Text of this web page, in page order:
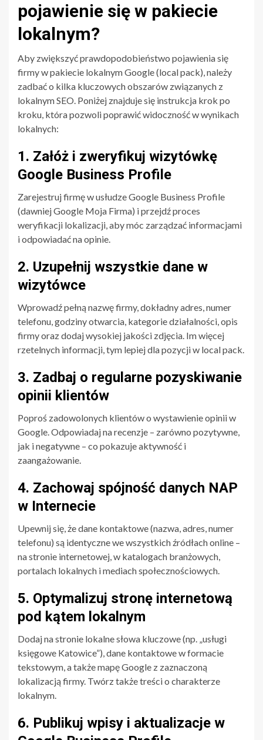
pojawienie się w pakiecie
lokalnym?
Aby zwiększyć prawdopodobieństwo pojawienia się
firmy w pakiecie lokalnym Google (local pack), należy
zadbać o kilka kluczowych obszarów związanych z
lokalnym SEO. Poniżej znajduje się instrukcja krok po
kroku, która pozwoli poprawić widoczność w wynikach
lokalnych:
1. Załóż i zweryfikuj wizytówkę
Google Business Profile
Zarejestruj firmę w usłudze Google Business Profile
(dawniej Google Moja Firma) i przejdź proces
weryfikacji lokalizacji, aby móc zarządzać informacjami
i odpowiadać na opinie.
2. Uzupełnij wszystkie dane w
wizytówce
Wprowadź pełną nazwę firmy, dokładny adres, numer
telefonu, godziny otwarcia, kategorie działalności, opis
firmy oraz dodaj wysokiej jakości zdjęcia. Im więcej
rzetelnych informacji, tym lepiej dla pozycji w local pack.
3. Zadbaj o regularne pozyskiwanie
opinii klientów
Poproś zadowolonych klientów o wystawienie opinii w
Google. Odpowiadaj na recenzje – zarówno pozytywne,
jak i negatywne – co pokazuje aktywność i
zaangażowanie.
4. Zachowaj spójność danych NAP
w Internecie
Upewnij się, że dane kontaktowe (nazwa, adres, numer
telefonu) są identyczne we wszystkich źródłach online –
na stronie internetowej, w katalogach branżowych,
portalach lokalnych i mediach społecznościowych.
5. Optymalizuj stronę internetową
pod kątem lokalnym
Dodaj na stronie lokalne słowa kluczowe (np. „usługi
księgowe Katowice”), dane kontaktowe w formacie
tekstowym, a także mapę Google z zaznaczoną
lokalizacją firmy. Twórz także treści o charakterze
lokalnym.
6. Publikuj wpisy i aktualizacje w